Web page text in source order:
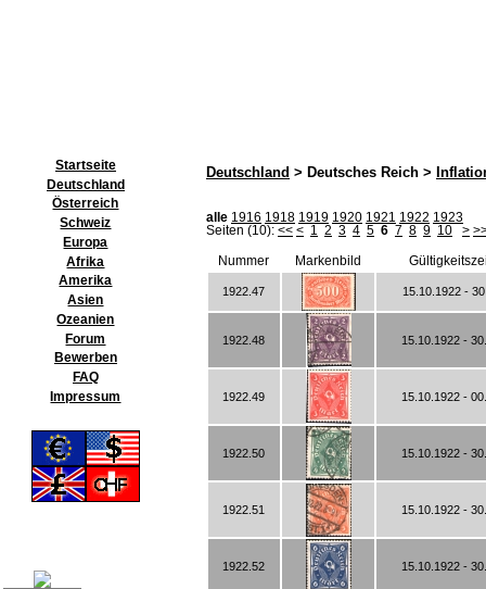
Startseite
Deutschland
Österreich
Schweiz
Europa
Afrika
Amerika
Asien
Ozeanien
Forum
Bewerben
FAQ
Impressum
Deutschland > Deutsches Reich >
alle 1916 1918 1919 1920 1921 1922 1923
Seiten (10): << < 1 2 3 4 5 6 7 8 9 10 >
Nummer Markenbild
1922.47 15.10.1922 -
1922.48 15.10.1922 -
1922.49 15.10.1922 -
1922.50 15.10.1922 -
1922.51 15.10.1922 -
1922.52 15.10.1922 -